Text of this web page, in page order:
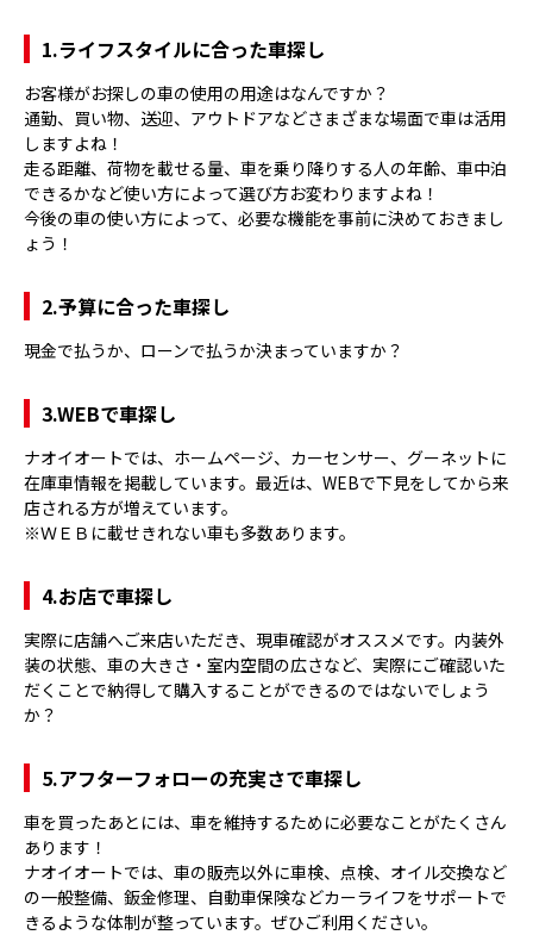
1.ライフスタイルに合った車探し
お客様がお探しの車の使用の用途はなんですか？
通勤、買い物、送迎、アウトドアなどさまざまな場面で車は活用
しますよね！
走る距離、荷物を載せる量、車を乗り降りする人の年齢、車中泊
できるかなど使い方によって選び方お変わりますよね！
今後の車の使い方によって、必要な機能を事前に決めておきまし
ょう！
2.予算に合った車探し
現金で払うか、ローンで払うか決まっていますか？
3.WEBで車探し
ナオイオートでは、ホームページ、カーセンサー、グーネットに
在庫車情報を掲載しています。最近は、WEBで下見をしてから来
店される方が増えています。
※ＷＥＢに載せきれない車も多数あります。
4.お店で車探し
実際に店舗へご来店いただき、現車確認がオススメです。内装外
装の状態、車の大きさ・室内空間の広さなど、実際にご確認いた
だくことで納得して購入することができるのではないでしょう
か？
5.アフターフォローの充実さで車探し
車を買ったあとには、車を維持するために必要なことがたくさん
あります！
ナオイオートでは、車の販売以外に車検、点検、オイル交換など
の一般整備、鈑金修理、自動車保険などカーライフをサポートで
きるような体制が整っています。ぜひご利用ください。